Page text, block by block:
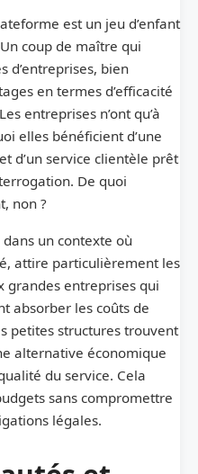
est un jeu d’enfant
coup de maître qui
d’entreprises, bien
en termes d’efficacité
entreprises n’ont qu’à
elles bénéficient d’une
d’un service clientèle prêt
De quoi
non ?
un contexte où
attire particulièrement les
grandes entreprises qui
absorber les coûts de
petites structures trouvent
alternative économique
du service. Cela
sans compromettre
légales.